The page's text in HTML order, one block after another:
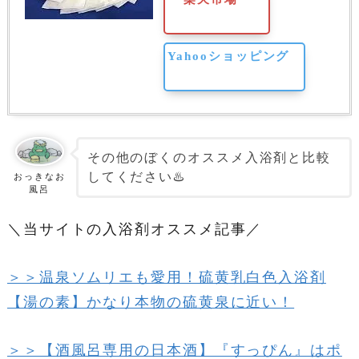
Yahooショッピング
おっきなお
風呂
その他のぼくのオススメ入浴剤と比較
してください♨️
＼当サイトの入浴剤オススメ記事／
＞＞温泉ソムリエも愛用！硫黄乳白色入浴剤
【湯の素】かなり本物の硫黄泉に近い！
＞＞【酒風呂専用の日本酒】『すっぴん』はポ